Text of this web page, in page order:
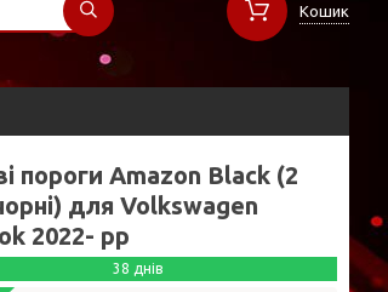
Кошик
пороги Amazon Black (2
для Volkswagen
2022- рр
38 днів